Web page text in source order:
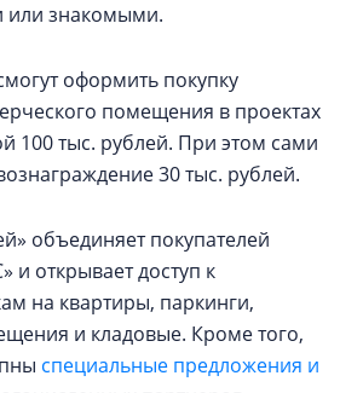
или знакомыми.
оформить покупку
помещения в проектах
100 тыс. рублей. При этом сами
30 тыс. рублей.
объединяет покупателей
и открывает доступ к
на квартиры, паркинги,
и кладовые. Кроме того,
специальные предложения и